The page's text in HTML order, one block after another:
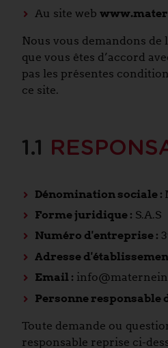
Au site web
Nous vous demandons
que vous êtes d’accord
pas les présentes
ce site.
1.1
Dénomination sociale :
Forme juridique : S.A.S
Numéro d'entreprise :
Adresse
Email :
Personne responsable
Toute demande ou
responsable reprise ci-